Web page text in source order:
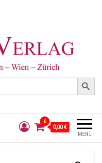
Search Button
MENÜ
0
0,00 €